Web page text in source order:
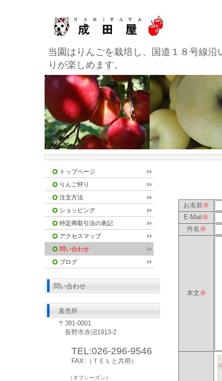
当園はりんごを栽培し、国道１８号線
りが楽しめます。
お名前 ※
E-Mail ※
件名 ※
本文 ※
トップページ
りんご狩り
注文方法
ショッピング
特定商取引法の表記
アクセスマップ
問い合わせ
ブログ
問い合わせ
直売所
〒381-0001
長野市赤沼1913-2
TEL:026-296-9546
FAX:（ＴＥＬと共用）
（オフシーズン）